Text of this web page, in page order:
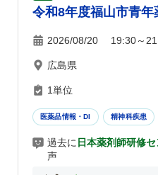
令和8年度福山市青
2026/08/20 19:30～
広島県
1単位
医薬品情報・DI 精神科疾患
過去に 日本薬剤師研修
声